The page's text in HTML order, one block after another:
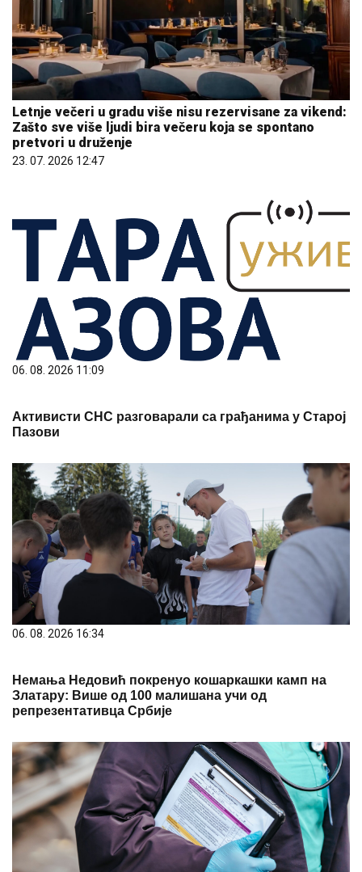
Letnje večeri u gradu više nisu rezervisane za vikend:
Zašto sve više ljudi bira večeru koja se spontano
pretvori u druženje
23. 07. 2026 12:47
06. 08. 2026 11:09
Активисти СНС разговарали са грађанима у Старој
Пазови
06. 08. 2026 16:34
Немања Недовић покренуо кошаркашки камп на
Златару: Више од 100 малишана учи од
репрезентативца Србије